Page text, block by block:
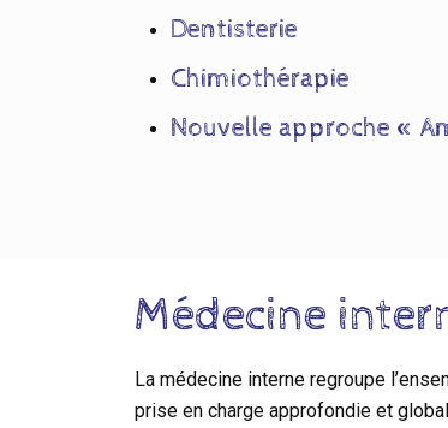
Dentisterie
Chimiothérapie
Nouvelle approche «
Médecine
La médecine interne regroupe
prise en charge approfondie et